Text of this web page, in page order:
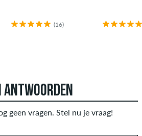
(16)
ANTWOORDEN
geen vragen. Stel nu je vraag!